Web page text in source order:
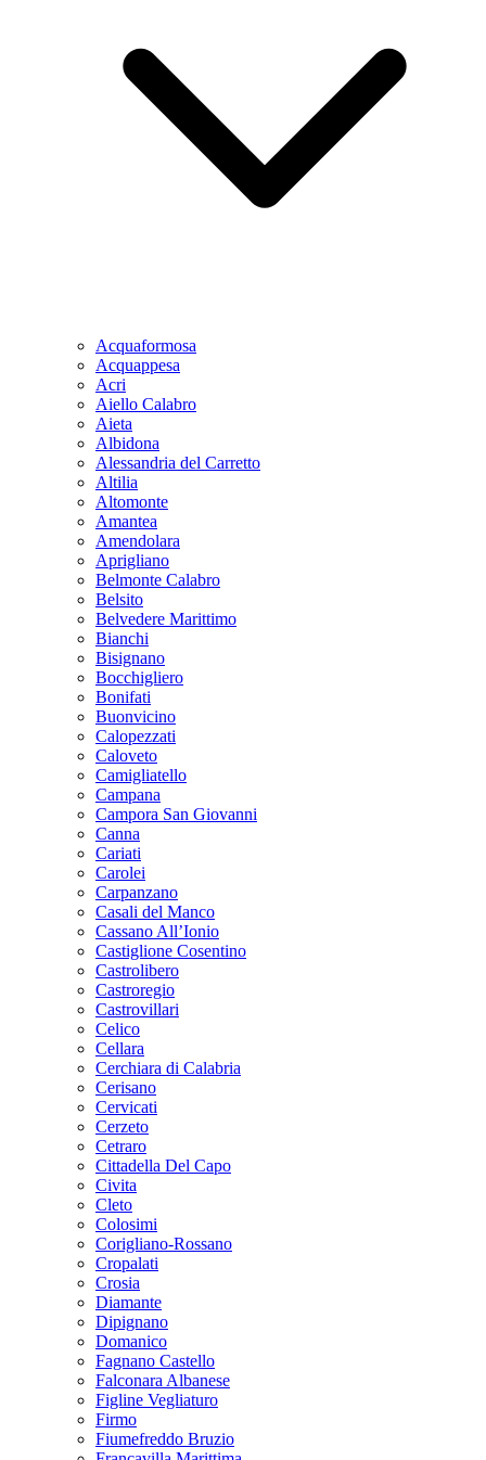
Acquaformosa
Acquappesa
Acri
Aiello Calabro
Aieta
Albidona
Alessandria del Carretto
Altilia
Altomonte
Amantea
Amendolara
Aprigliano
Belmonte Calabro
Belsito
Belvedere Marittimo
Bianchi
Bisignano
Bocchigliero
Bonifati
Buonvicino
Calopezzati
Caloveto
Camigliatello
Campana
Campora San Giovanni
Canna
Cariati
Carolei
Carpanzano
Casali del Manco
Cassano All’Ionio
Castiglione Cosentino
Castrolibero
Castroregio
Castrovillari
Celico
Cellara
Cerchiara di Calabria
Cerisano
Cervicati
Cerzeto
Cetraro
Cittadella Del Capo
Civita
Cleto
Colosimi
Corigliano-Rossano
Cropalati
Crosia
Diamante
Dipignano
Domanico
Fagnano Castello
Falconara Albanese
Figline Vegliaturo
Firmo
Fiumefreddo Bruzio